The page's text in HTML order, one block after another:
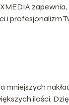
i profesjonalizm
mniejszych
ilości.